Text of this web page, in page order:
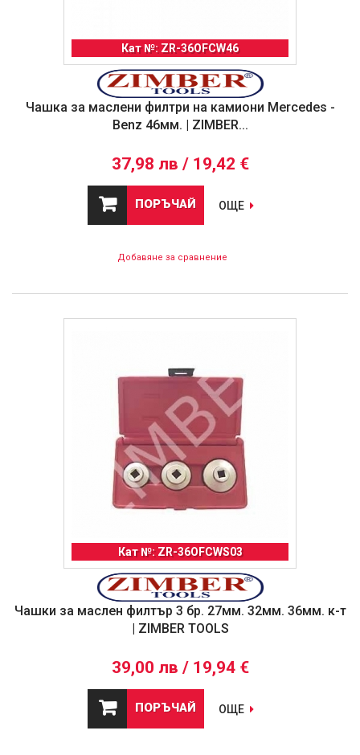
Кат №: ZR-36OFCW46
Чашка за маслени филтри на камиони Mercedes -
Benz 46мм. | ZIMBER...
37,98 лв / 19,42 €
ПОРЪЧАЙ ОЩЕ
Добавяне за сравнение
Кат №: ZR-36OFCWS03
Чашки за маслен филтър 3 бр. 27мм. 32мм. 36мм. к-т
| ZIMBER TOOLS
39,00 лв / 19,94 €
ПОРЪЧАЙ ОЩЕ